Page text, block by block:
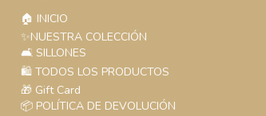
🏠 INICIO
✨NUESTRA COLECCIÓN
🛋️ SILLONES
🛍️ TODOS LOS PRODUCTOS
🎁 Gift Card
📦 POLÍTICA DE DEVOLUCIÓN